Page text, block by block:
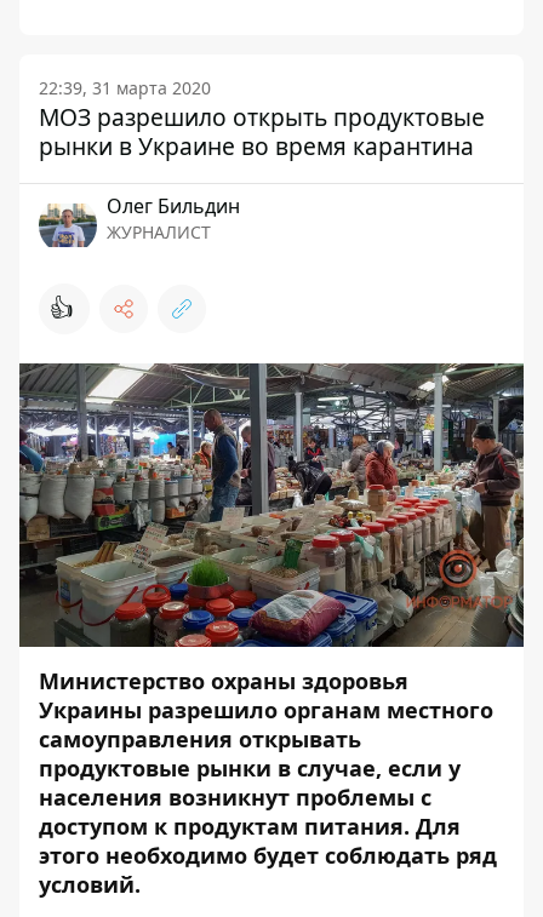
22:39, 31 марта 2020
МОЗ разрешило открыть продуктовые
рынки в Украине во время карантина
Олег Бильдин
ЖУРНАЛИСТ
👍
Министерство охраны здоровья
Украины разрешило органам местного
самоуправления открывать
продуктовые рынки в случае, если у
населения возникнут проблемы с
доступом к продуктам питания. Для
этого необходимо будет соблюдать ряд
условий.